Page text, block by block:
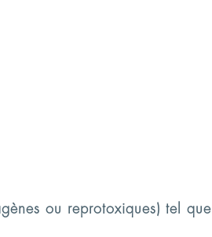
ou reprotoxiques) tel que